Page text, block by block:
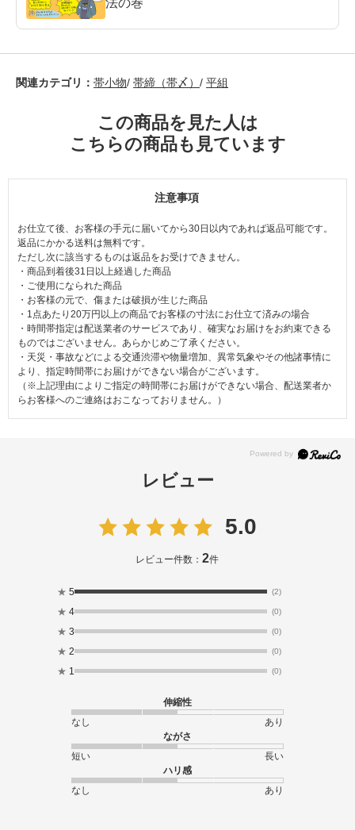
法の巻
関連カテゴリ： 帯小物/ 帯締（帯〆） / 平組
この商品を見た人は
こちらの商品も見ています
注意事項
お仕立て後、お客様の手元に届いてから30日以内であれば返品可能です。
返品にかかる送料は無料です。
ただし次に該当するものは返品をお受けできません。
・商品到着後31日以上経過した商品
・ご使用になられた商品
・お客様の元で、傷または破損が生じた商品
・1点あたり20万円以上の商品でお客様の寸法にお仕立て済みの場合
・時間帯指定は配送業者のサービスであり、確実なお届けをお約束できる
ものではございません。あらかじめご了承ください。
・天災・事故などによる交通渋滞や物量増加、異常気象やその他諸事情に
より、指定時間帯にお届けができない場合がございます。
（※上記理由によりご指定の時間帯にお届けができない場合、配送業者か
らお客様へのご連絡はおこなっておりません。）
レビュー
5.0
レビュー件数：2件
★ 5 (2)
★ 4 (0)
★ 3 (0)
★ 2 (0)
★ 1 (0)
伸縮性
なし
あり
ながさ
短い
長い
ハリ感
なし
あり